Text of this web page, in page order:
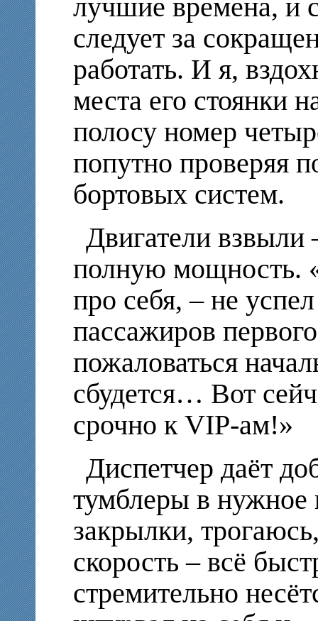
лучшие времена, и
следует за
работать. И я,
места его стоянки
полосу номер
попутно проверяя
бортовых систем.
Двигатели
полную мощность.
про себя, – не
пассажиров
пожаловаться
сбудется… Вот
срочно к VIP-ам!»
Диспетчер даёт
тумблеры в
закрылки,
скорость – всё
стремительно